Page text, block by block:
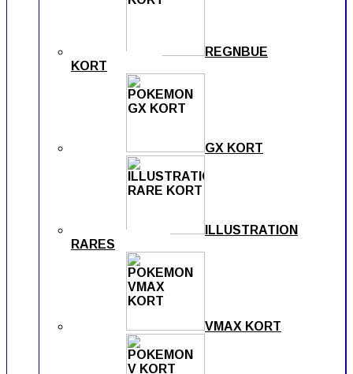
REGNBUE
KORT
GX KORT
ILLUSTRATION
RARES
VMAX KORT